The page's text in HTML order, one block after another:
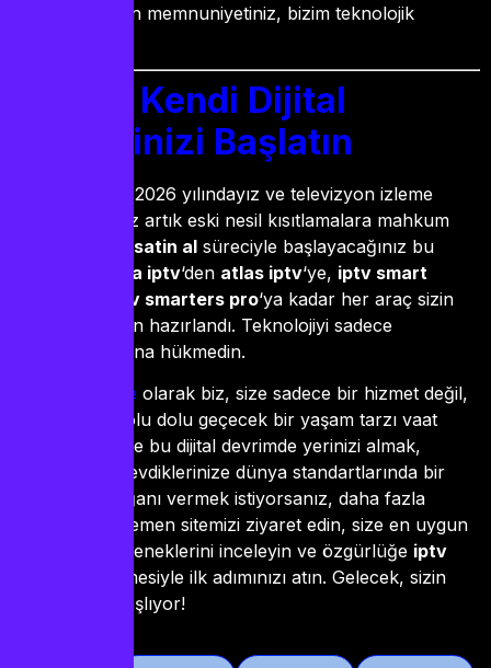
tasarlandı. Sizin memnuniyetiniz, bizim teknolojik
Sonuç: Kendi Dijital
Devriminizi Başlatın
Sonuç olarak, 2026 yılındayız ve televizyon izleme
alışkanlıklarınız artık eski nesil kısıtlamalara mahkum
iptv satin al süreciyle başlayacağınız bu
alfa iptv‘den atlas iptv‘ye, iptv smart
iptv smarters pro‘ya kadar her araç sizin
konforunuz için hazırlandı. Teknolojiyi sadece
kullanmayın, ona hükmedin.
iptvsatnal.store olarak biz, size sadece bir hizmet değil,
her saniyesi dolu dolu geçecek bir yaşam tarzı vaat
ediyoruz. Siz de bu dijital devrimde yerinizi almak,
kendinize ve sevdiklerinize dünya standartlarında bir
eğlence armağanı vermek istiyorsanız, daha fazla
beklemeyin. Hemen sitemizi ziyaret edin, size en uygun
seçeneklerini inceleyin ve özgürlüğe iptv
düğmesiyle ilk adımınızı atın. Gelecek, sizin
ekranınızda başlıyor!